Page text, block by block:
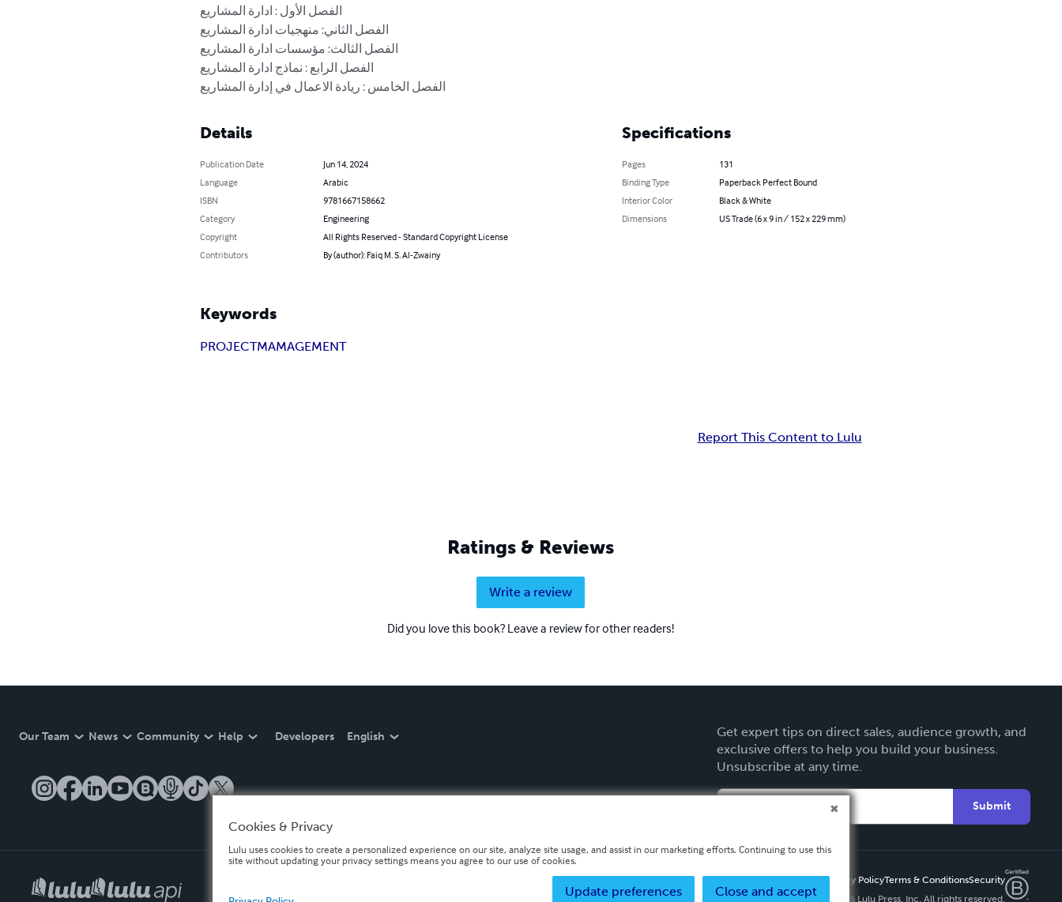
الفصل الأول : ادارة المشاريع
الفصل الثاني: منهجيات ادارة المشاريع
الفصل الثالث: مؤسسات ادارة المشاريع
الفصل الرابع : نماذج ادارة المشاريع
الفصل الخامس : ريادة الاعمال في إدارة المشاريع
Details
Publication Date
Jun 14, 2024
Language
Arabic
ISBN
9781667158662
Category
Engineering
Copyright
All Rights Reserved - Standard Copyright License
Contributors
By (author): Faiq M. S. Al-Zwainy
Specifications
Pages
131
Binding Type
Paperback Perfect Bound
Interior Color
Black & White
Dimensions
US Trade (6 x 9 in / 152 x 229 mm)
Keywords
PROJECTMAMAGEMENT
Report This Content to Lulu
Ratings & Reviews
Write a review
Did you love this book? Leave a review for other readers!
Our Team News Community Help Developers English
Get expert tips on direct sales, audience growth, and
exclusive offers to help you build your business.
Unsubscribe at any time.
Submit
Privacy PolicyTerms & ConditionsSecurity
Copyright ©
2026 Lulu Press, Inc. All rights reserved.
Cookies & Privacy
Lulu uses cookies to create a personalized experience on our site, analyze site usage, and assist in our marketing efforts. Continuing to use this
site without updating your privacy settings means you agree to our use of cookies.
Close and accept
Update preferences